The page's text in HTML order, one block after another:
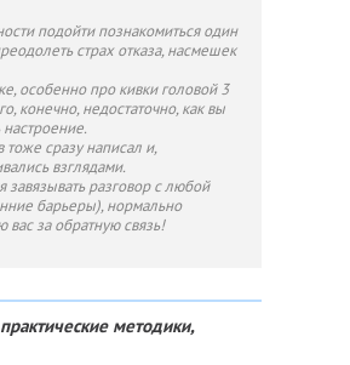
подойти познакомиться один
страх отказа, насмешек
особенно про кивки головой 3
конечно, недостаточно, как вы
сразу написал и,
взглядами.
завязывать разговор с любой
барьеры), нормально
вас за обратную связь!
методики,